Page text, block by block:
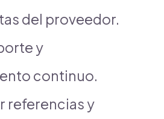
del proveedor.
y
continuo.
referencias y